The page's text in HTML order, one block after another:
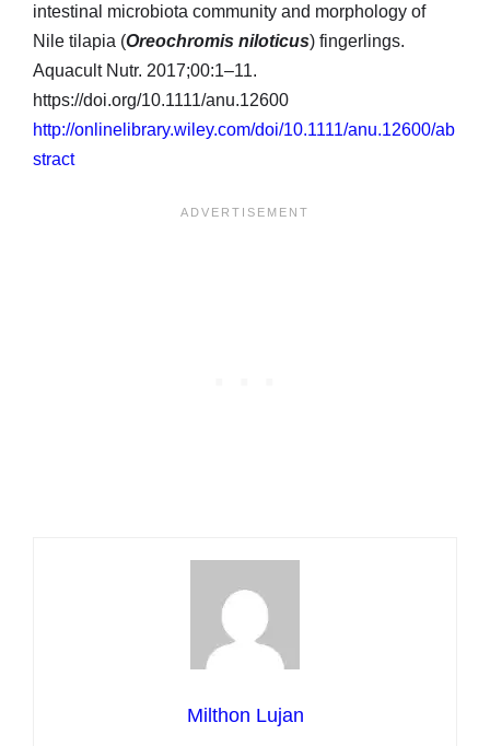
intestinal microbiota community and morphology of
Nile tilapia (Oreochromis niloticus) fingerlings.
Aquacult Nutr. 2017;00:1–11.
https://doi.org/10.1111/anu.12600
http://onlinelibrary.wiley.com/doi/10.1111/anu.12600/ab
stract
Milthon Lujan